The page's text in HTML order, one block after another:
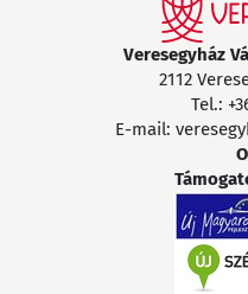
Veresegyház
2112
Tel.:
E-mail: